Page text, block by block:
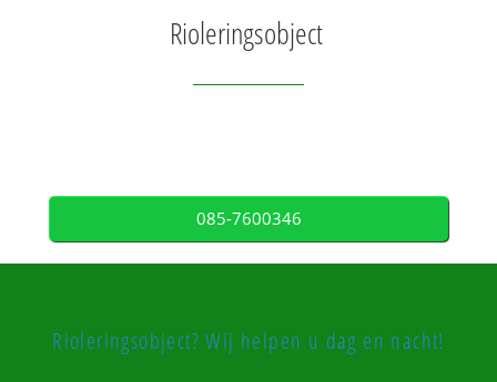
Rioleringsobject
085-7600346
Rioleringsobject? Wij helpen u dag en nacht!